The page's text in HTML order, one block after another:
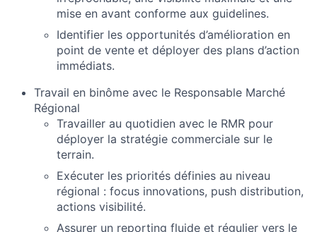
mise en avant conforme aux guidelines.
Identifier les opportunités d’amélioration en
point de vente et déployer des plans d’action
immédiats.
Travail en binôme avec le Responsable Marché
Régional
Travailler au quotidien avec le RMR pour
déployer la stratégie commerciale sur le
terrain.
Exécuter les priorités définies au niveau
régional : focus innovations, push distribution,
actions visibilité.
Assurer un reporting fluide et régulier vers le